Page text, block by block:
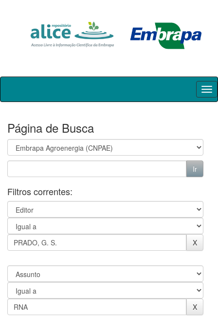
Skip
Página de Busca
Filtros correntes: